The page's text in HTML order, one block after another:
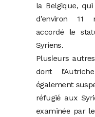
la Belgique,
d’environ 11
accordé le
Syriens.
Plusieurs
dont
également
réfugié aux
examinée par